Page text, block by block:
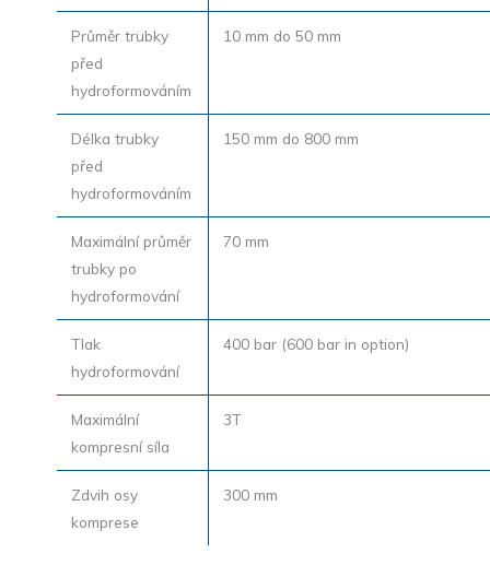
Průměr trubky
před
hydroformováním
10 mm do 50 mm
Délka trubky
před
hydroformováním
150 mm do 800 mm
Maximální průměr
trubky po
hydroformování
70 mm
Tlak
hydroformování
400 bar (600 bar in option)
Maximální
kompresní síla
3T
Zdvih osy
komprese
300 mm